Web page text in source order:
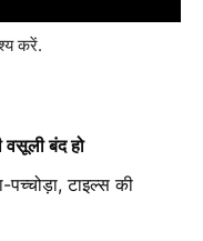
करें.
वसूली बंद हो
पच्चोड़ा, टाइल्स की